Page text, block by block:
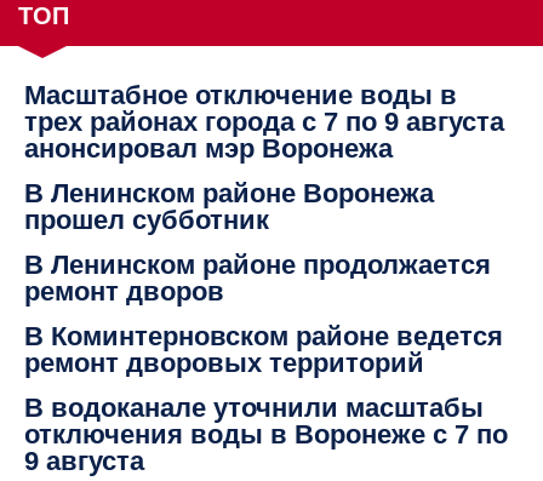
ТОП
Масштабное отключение воды в
трех районах города с 7 по 9 августа
анонсировал мэр Воронежа
В Ленинском районе Воронежа
прошел субботник
В Ленинском районе продолжается
ремонт дворов
В Коминтерновском районе ведется
ремонт дворовых территорий
В водоканале уточнили масштабы
отключения воды в Воронеже с 7 по
9 августа